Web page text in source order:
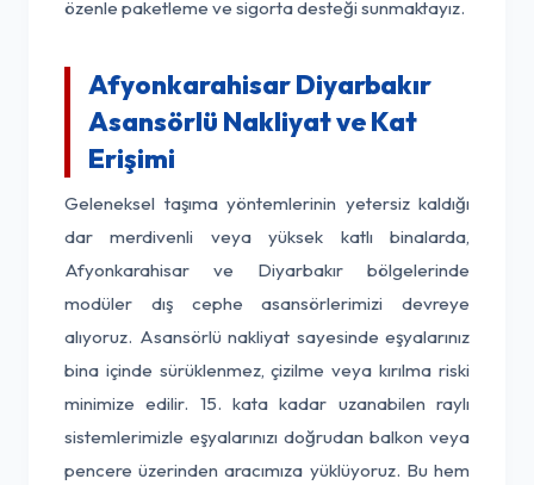
özenle paketleme ve sigorta desteği sunmaktayız.
Afyonkarahisar Diyarbakır
Asansörlü Nakliyat ve Kat
Erişimi
Geleneksel taşıma yöntemlerinin yetersiz kaldığı
dar merdivenli veya yüksek katlı binalarda,
Afyonkarahisar ve Diyarbakır bölgelerinde
modüler dış cephe asansörlerimizi devreye
alıyoruz. Asansörlü nakliyat sayesinde eşyalarınız
bina içinde sürüklenmez, çizilme veya kırılma riski
minimize edilir. 15. kata kadar uzanabilen raylı
sistemlerimizle eşyalarınızı doğrudan balkon veya
pencere üzerinden aracımıza yüklüyoruz. Bu hem